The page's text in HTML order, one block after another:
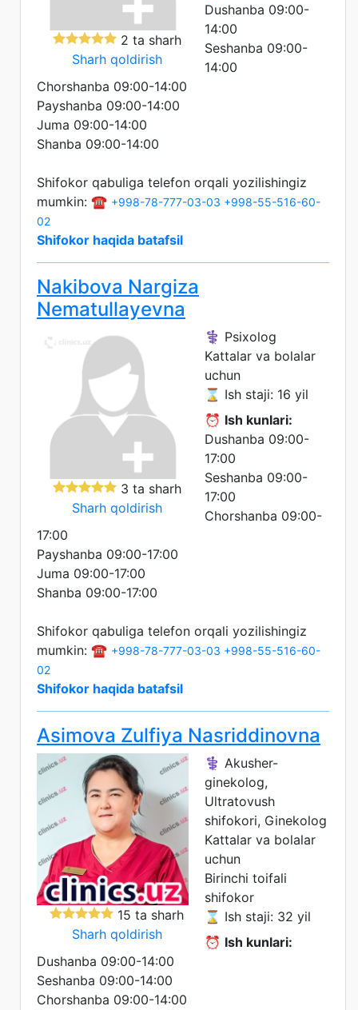
2 ta sharh
Sharh qoldirish
Dushanba 09:00-
14:00
Seshanba 09:00-
14:00
Chorshanba 09:00-14:00
Payshanba 09:00-14:00
Juma 09:00-14:00
Shanba 09:00-14:00
Shifokor qabuliga telefon orqali yozilishingiz
mumkin: ☎️ +998-78-777-03-03 +998-55-516-60-
02
Shifokor haqida batafsil
Nakibova Nargiza
Nematullayevna
3 ta sharh
Sharh qoldirish
⚕️ Psixolog
Kattalar va bolalar
uchun
⌛ Ish staji: 16 yil
⏰ Ish kunlari:
Dushanba 09:00-
17:00
Seshanba 09:00-
17:00
Chorshanba 09:00-
17:00
Payshanba 09:00-17:00
Juma 09:00-17:00
Shanba 09:00-17:00
Shifokor qabuliga telefon orqali yozilishingiz
mumkin: ☎️ +998-78-777-03-03 +998-55-516-60-
02
Shifokor haqida batafsil
Asimova Zulfiya Nasriddinovna
15 ta sharh
Sharh qoldirish
⚕️ Akusher-
ginekolog,
Ultratovush
shifokori, Ginekolog
Kattalar va bolalar
uchun
Birinchi toifali
shifokor
⌛ Ish staji: 32 yil
⏰ Ish kunlari:
Dushanba 09:00-14:00
Seshanba 09:00-14:00
Chorshanba 09:00-14:00